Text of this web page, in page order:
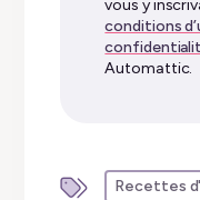
vous y
conditions
Automattic.
Recettes